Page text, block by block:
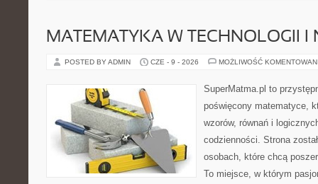
MATEMATYKA W TECHNOLOGII I
POSTED BY ADMIN CZE - 9 - 2026 MOŻLIWOŚĆ
SuperMatma.pl to
poświęcony matematyce,
wzorów, równań i
codzienności. Strona
osobach, które chcą
To miejsce, w którym